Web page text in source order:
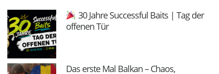
30 Jahre Successful Baits | Tag der
offenen Tür
Das erste Mal Balkan – Chaos,